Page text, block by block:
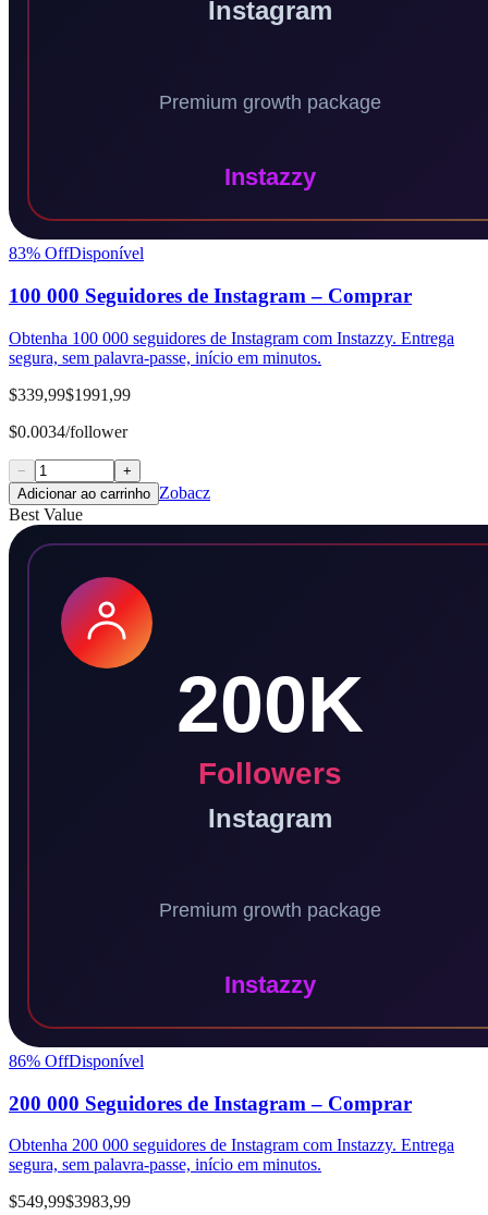
83% OffDisponível
100 000 Seguidores de Instagram – Comprar
Obtenha 100 000 seguidores de Instagram com Instazzy. Entrega
segura, sem palavra-passe, início em minutos.
$339,99$1991,99
$0.0034/follower
−
+
Adicionar ao carrinho Zobacz
Best Value
86% OffDisponível
200 000 Seguidores de Instagram – Comprar
Obtenha 200 000 seguidores de Instagram com Instazzy. Entrega
segura, sem palavra-passe, início em minutos.
$549,99$3983,99